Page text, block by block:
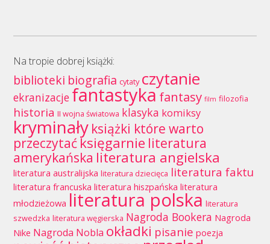
Na tropie dobrej książki:
biblioteki biografia cytaty czytanie
ekranizacje fantastykafantasy film filozofia
historia II wojna światowa klasyka komiksy
kryminały książki które warto
przeczytaćksięgarnie literatura
amerykańska literatura angielska
literatura australijska literatura dziecięca literatura faktu
literatura francuska literatura hiszpańska literatura
młodzieżowa literatura polska literatura
szwedzka literatura węgierska Nagroda Bookera Nagroda
Nike Nagroda Nobla okładki pisanie poezja